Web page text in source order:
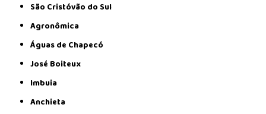
São Cristóvão do Sul
Agronômica
Águas de Chapecó
José Boiteux
Imbuia
Anchieta